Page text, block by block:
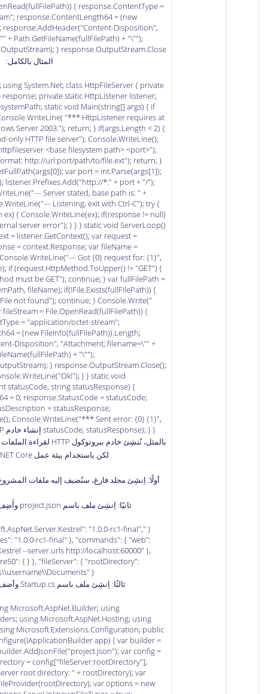
{ response.ContentType =
response.ContentLength64 = (new
response.AddHeader("Content-Disposition",
+ Path.GetFileName(fullFilePath) + "\"");
} response.OutputStream.Close();
المثال بالكامل:
System.Net; class HttpFileServer { private
private static HttpListener listener;
static void Main(string[] args) { if
"*** HttpListener requires at
Server 2003."); return; } if(args.Length < 2) {
only HTTP file server"); Console.WriteLine();
<base filesystem path> <port>");
http://url:port/path/to/file.ext"); return; }
var port = int.Parse(args[1]);
listener.Prefixes.Add("http://*:" + port + "/");
Server stated, base path is: " +
Listening, exit with Ctrl-C"); try {
{ Console.WriteLine(ex); if(response != null)
server error"); } } } static void ServerLoop()
= listener.GetContext(); var request =
= context.Response; var fileName =
Got {0} request for: {1}",
if (request.HttpMethod.ToUpper() != "GET") {
must be GET"); continue; } var fullFilePath =
fileName); if(!File.Exists(fullFilePath)) {
not found"); continue; } Console.Write("
= File.OpenRead(fullFilePath)) {
= "application/octet-stream";
= (new FileInfo(fullFilePath)).Length;
Disposition", "Attachment; filename=\"" +
+ "\"");
} response.OutputStream.Close();
} } static void
statusCode, string statusResponse) {
= 0; response.StatusCode = statusCode;
= statusResponse;
Console.WriteLine("*** Sent error: {0} {1}",
statusCode, statusResponse); } } إنشاء خادم HTTP باستخدام ASP.NET Core
لكن باستخدام بيئة عمل ASP.NET Core المتطورة.
أولًا: اِنشِئ مجلد فارغ، سنُضيف إليه ملفات
ثانيًا: اِنشِئ ملف باسم project.json وأَضِف إليه المحتويات التالية:
"1.0.0-rc1-final",
"1.0.0-rc1-final" }, "commands": { "web":
--server.urls http://localhost:60000" },
{ } }, "fileServer": { "rootDirectory":
} }
ثالثًا: اِنشِئ ملف باسم Startup.cs وأضف إليه الشيفرة التالية:
Microsoft.AspNet.Builder; using
using Microsoft.AspNet.Hosting; using
Microsoft.Extensions.Configuration; public
app) { var builder =
var config =
= config["fileServer:rootDirectory"];
root directory: " + rootDirectory); var
var options = new